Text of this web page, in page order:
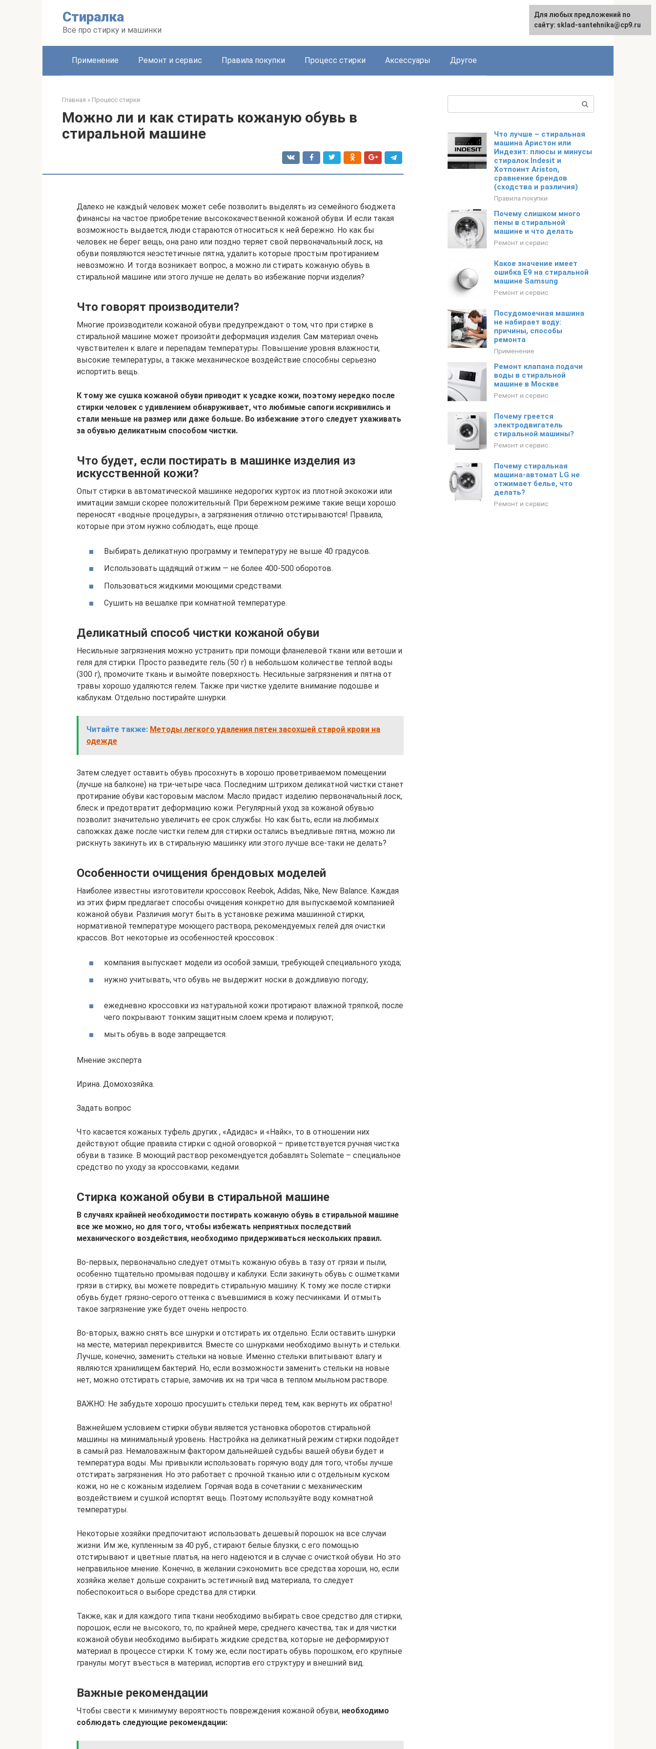
Стиралка
Всё про стирку и машинки
Применение Ремонт и сервис Правила покупки Процесс стирки Аксессуары Другое
Главная » Процесс стирки
Можно ли и как стирать кожаную обувь в
стиральной машине
Далеко не каждый человек может себе позволить выделять из семейного бюджета
финансы на частое приобретение высококачественной кожаной обуви. И если такая
возможность выдается, люди стараются относиться к ней бережно. Но как бы
человек не берег вещь, она рано или поздно теряет свой первоначальный лоск, на
обуви появляются неэстетичные пятна, удалить которые простым протиранием
невозможно. И тогда возникает вопрос, а можно ли стирать кожаную обувь в
стиральной машине или этого лучше не делать во избежание порчи изделия?
Что говорят производители?
Многие производители кожаной обуви предупреждают о том, что при стирке в
стиральной машине может произойти деформация изделия. Сам материал очень
чувствителен к влаге и перепадам температуры. Повышение уровня влажности,
высокие температуры, а также механическое воздействие способны серьезно
испортить вещь.
К тому же сушка кожаной обуви приводит к усадке кожи, поэтому нередко после
стирки человек с удивлением обнаруживает, что любимые сапоги искривились и
стали меньше на размер или даже больше. Во избежание этого следует ухаживать
за обувью деликатным способом чистки.
Что будет, если постирать в машинке изделия из
искусственной кожи?
Опыт стирки в автоматической машинке недорогих курток из плотной экокожи или
имитации замши скорее положительный. При бережном режиме такие вещи хорошо
переносят «водные процедуры», а загрязнения отлично отстирываются! Правила,
которые при этом нужно соблюдать, еще проще.
Выбирать деликатную программу и температуру не выше 40 градусов.
Использовать щадящий отжим — не более 400-500 оборотов.
Пользоваться жидкими моющими средствами.
Сушить на вешалке при комнатной температуре.
Деликатный способ чистки кожаной обуви
Несильные загрязнения можно устранить при помощи фланелевой ткани или ветоши и
геля для стирки. Просто разведите гель (50 г) в небольшом количестве теплой воды
(300 г), промочите ткань и вымойте поверхность. Несильные загрязнения и пятна от
травы хорошо удаляются гелем. Также при чистке уделите внимание подошве и
каблукам. Отдельно постирайте шнурки.
Читайте также: Методы легкого удаления пятен засохшей старой крови на
одежде
Затем следует оставить обувь просохнуть в хорошо проветриваемом помещении
(лучше на балконе) на три-четыре часа. Последним штрихом деликатной чистки станет
протирание обуви касторовым маслом. Масло придаст изделию первоначальный лоск,
блеск и предотвратит деформацию кожи. Регулярный уход за кожаной обувью
позволит значительно увеличить ее срок службы. Но как быть, если на любимых
сапожках даже после чистки гелем для стирки остались въедливые пятна, можно ли
рискнуть закинуть их в стиральную машинку или этого лучше все-таки не делать?
Особенности очищения брендовых моделей
Наиболее известны изготовители кроссовок Reebok, Adidas, Nike, New Balance. Каждая
из этих фирм предлагает способы очищения конкретно для выпускаемой компанией
кожаной обуви. Различия могут быть в установке режима машинной стирки,
нормативной температуре моющего раствора, рекомендуемых гелей для очистки
крассов. Вот некоторые из особенностей кроссовок :
компания выпускает модели из особой замши, требующей специального ухода;
нужно учитывать, что обувь не выдержит носки в дождливую погоду;
ежедневно кроссовки из натуральной кожи протирают влажной тряпкой, после
чего покрывают тонким защитным слоем крема и полируют;
мыть обувь в воде запрещается.
Мнение эксперта
Ирина. Домохозяйка.
Задать вопрос
Что касается кожаных туфель других , «Адидас» и «Найк», то в отношении них
действуют общие правила стирки с одной оговоркой – приветствуется ручная чистка
обуви в тазике. В моющий раствор рекомендуется добавлять Solemate – специальное
средство по уходу за кроссовками, кедами.
Стирка кожаной обуви в стиральной машине
В случаях крайней необходимости постирать кожаную обувь в стиральной машине
все же можно, но для того, чтобы избежать неприятных последствий
механического воздействия, необходимо придерживаться нескольких правил.
Во-первых, первоначально следует отмыть кожаную обувь в тазу от грязи и пыли,
особенно тщательно промывая подошву и каблуки. Если закинуть обувь с ошметками
грязи в стирку, вы можете повредить стиральную машину. К тому же после стирки
обувь будет грязно-серого оттенка с въевшимися в кожу песчинками. И отмыть
такое загрязнение уже будет очень непросто.
Во-вторых, важно снять все шнурки и отстирать их отдельно. Если оставить шнурки
на месте, материал перекривится. Вместе со шнурками необходимо вынуть и стельки.
Лучше, конечно, заменить стельки на новые. Именно стельки впитывают влагу и
являются хранилищем бактерий. Но, если возможности заменить стельки на новые
нет, можно отстирать старые, замочив их на три часа в теплом мыльном растворе.
ВАЖНО: Не забудьте хорошо просушить стельки перед тем, как вернуть их обратно!
Важнейшем условием стирки обуви является установка оборотов стиральной
машины на минимальный уровень. Настройка на деликатный режим стирки подойдет
в самый раз. Немаловажным фактором дальнейшей судьбы вашей обуви будет и
температура воды. Мы привыкли использовать горячую воду для того, чтобы лучше
отстирать загрязнения. Но это работает с прочной тканью или с отдельным куском
кожи, но не с кожаным изделием. Горячая вода в сочетании с механическим
воздействием и сушкой испортят вещь. Поэтому используйте воду комнатной
температуры.
Некоторые хозяйки предпочитают использовать дешевый порошок на все случаи
жизни. Им же, купленным за 40 руб., стирают белые блузки, с его помощью
отстирывают и цветные платья, на него надеются и в случае с очисткой обуви. Но это
неправильное мнение. Конечно, в желании сэкономить все средства хороши, но, если
хозяйка желает дольше сохранить эстетичный вид материала, то следует
побеспокоиться о выборе средства для стирки.
Также, как и для каждого типа ткани необходимо выбирать свое средство для стирки,
порошок, если не высокого, то, по крайней мере, среднего качества, так и для чистки
кожаной обуви необходимо выбирать жидкие средства, которые не деформируют
материал в процессе стирки. К тому же, если постирать обувь порошком, его крупные
гранулы могут въесться в материал, испортив его структуру и внешний вид.
Важные рекомендации
Чтобы свести к минимуму вероятность повреждения кожаной обуви, необходимо
соблюдать следующие рекомендации:
Что лучше – стиральная
машина Аристон или
Индезит: плюсы и минусы
стиралок Indesit и
Хотпоинт Ariston,
сравнение брендов
(сходства и различия)
Правила покупки
Почему слишком много
пены в стиральной
машине и что делать
Ремонт и сервис
Какое значение имеет
ошибка E9 на стиральной
машине Samsung
Ремонт и сервис
Посудомоечная машина
не набирает воду:
причины, способы
ремонта
Применение
Ремонт клапана подачи
воды в стиральной
машине в Москве
Ремонт и сервис
Почему греется
электродвигатель
стиральной машины?
Ремонт и сервис
Почему стиральная
машина-автомат LG не
отжимает белье, что
делать?
Ремонт и сервис
Для любых предложений по
сайту: sklad-santehnika@cp9.ru